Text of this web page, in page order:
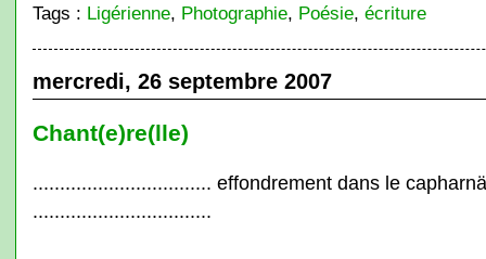
Tags : Ligérienne, Photographie, Poésie, écriture
mercredi, 26 septembre 2007
Chant(e)re(lle)
................................. effondrement dans le
.................................